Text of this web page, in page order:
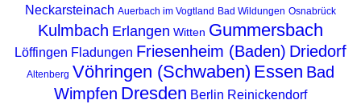
Neckarsteinach Auerbach im Vogtland Bad Wildungen Osnabrück
Kulmbach Erlangen Witten Gummersbach
Löffingen Fladungen Friesenheim (Baden) Driedorf
Altenberg Vöhringen (Schwaben) Essen Bad
Wimpfen Dresden Berlin Reinickendorf